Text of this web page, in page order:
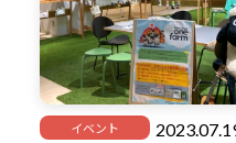
イベント